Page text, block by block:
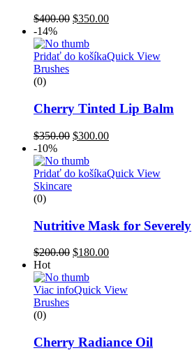
$400.00 Pôvodná
bola:
$400.00.
$350.00Aktuálna
$350.00.
-14%
Pridať do košíkaQuick View
Brushes
(0)
Cherry Tinted Lip Balm
$350.00 Pôvodná
bola:
$350.00.
$300.00Aktuálna
$300.00.
-10%
Pridať do košíkaQuick View
Skincare
(0)
Nutritive Mask for Severely
$200.00 Pôvodná
bola:
$200.00.
$180.00Aktuálna
$180.00.
Hot
Viac infoQuick View
Brushes
(0)
Cherry Radiance Oil